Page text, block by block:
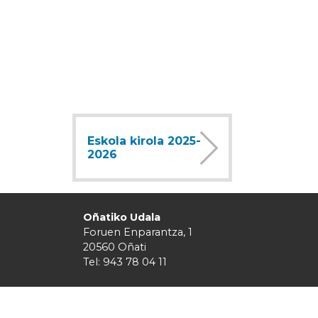
Eskola kirola 2025-
2026
Oñatiko Udala
Foruen Enparantza, 1
20560 Oñati
Tel: 943 78 04 11